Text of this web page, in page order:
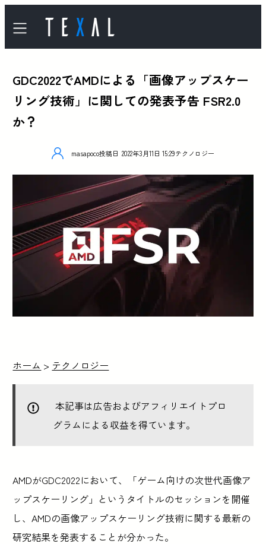
GDC2022でAMDによる「画像アップスケー
リング技術」に関しての発表予告 FSR2.0
か？
masapoco投稿日 2022年3月11日 15:29テクノロジー
ホーム > テクノロジー
本記事は広告およびアフィリエイトプロ
グラムによる収益を得ています。
AMDがGDC2022において、「ゲーム向けの次世代画像ア
ップスケーリング」というタイトルのセッションを開催
し、AMDの画像アップスケーリング技術に関する最新の
研究結果を発表することが分かった。